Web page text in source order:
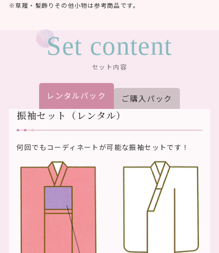
草履・髪飾りその他小物は参考商品です。
Set content
セット内容
レンタルパック ご購入パック
振袖セット（レンタル）
何回でもコーディネートが可能な振袖セットです！